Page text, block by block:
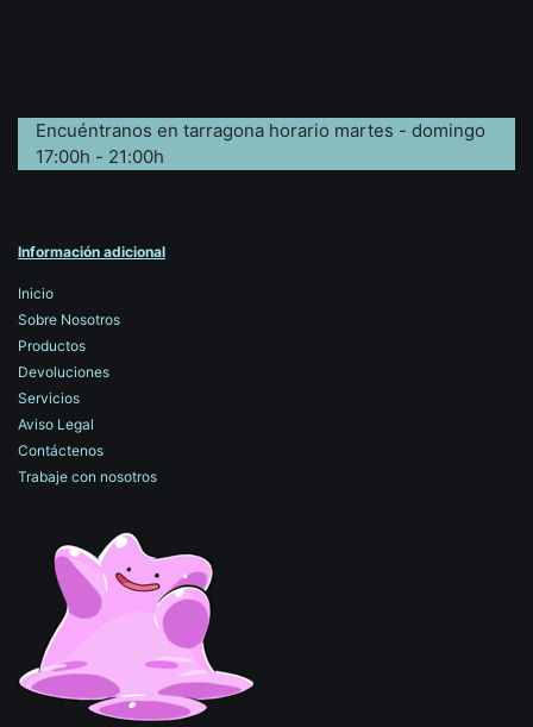
Encuéntranos en tarragona horario martes - domingo
17:00h - 21:00h
Información adicional
Inicio
Sobre Nosotros
Productos
Devoluciones
Servicios
Aviso Legal
Contáctenos
Trabaje con nosotros